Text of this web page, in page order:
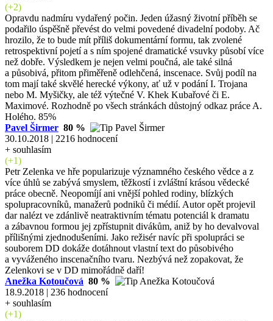
(+2)
Opravdu nadmíru vydařený počin. Jeden úžasný životní příběh se
podařilo úspěšně převést do velmi povedené divadelní podoby. Ač
hrozilo, že to bude mít příliš dokumentární formu, tak zvolené
retrospektivní pojetí a s ním spojené dramatické vsuvky působí více
než dobře. Výsledkem je nejen velmi poučná, ale také silná
a působivá, přitom přiměřeně odlehčená, inscenace. Svůj podíl na
tom mají také skvělé herecké výkony, ať už v podání I. Trojana
nebo M. Myšičky, ale též výtečné V. Khek Kubařové či E.
Maximové. Rozhodně po všech stránkách důstojný odkaz práce A.
Holého. 85%
Pavel Širmer 80 %
30.10.2018 | 2216 hodnocení
+ souhlasím
(+1)
Petr Zelenka ve hře popularizuje významného českého vědce a z
více úhlů se zabývá smyslem, těžkostí i zvláštní krásou vědecké
práce obecně. Neopomíjí ani vnější pohled rodiny, blízkých
spolupracovníků, manažerů podniků či médií. Autor opět projevil
dar nalézt ve zdánlivě neatraktivním tématu potenciál k dramatu
a zábavnou formou jej zpřístupnit divákům, aniž by ho devalvoval
přílišnými zjednodušeními. Jako režisér navíc při spolupráci se
souborem DD dokáže dotáhnout vlastní text do působivého
a vyváženého inscenačního tvaru. Nezbývá než zopakovat, že
Zelenkovi se v DD mimořádně daří!
Anežka Kotoučová 80 %
18.9.2018 | 236 hodnocení
+ souhlasím
(+1)